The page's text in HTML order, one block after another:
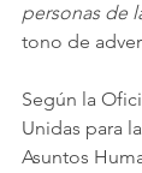
personas de
tono de
Según la
Unidas para
Asuntos